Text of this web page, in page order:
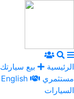
الرئيسية بيع سيارتك
English
السيارات